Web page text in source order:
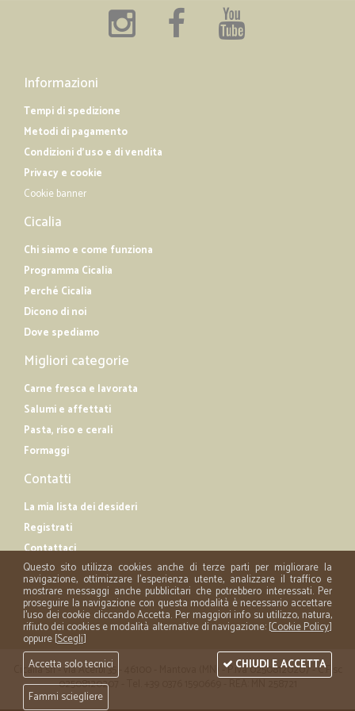
pienamente soddisfatto
pienamente soddisfatto, consegna rapida e merce arrivata in
Informazioni
Tempi di spedizione
Metodi di pagamento
Condizioni d'uso e di vendita
Privacy e cookie
Cookie banner
Cicalia
Chi siamo e come funziona
Programma Cicalia
Perché Cicalia
Dicono di noi
Dove spediamo
Migliori categorie
Carne fresca e lavorata
Salumi e affettati
Pasta, riso e cerali
Formaggi
Contatti
La mia lista dei desideri
Registrati
Contattaci
Cicalia srl - via Acerbi 35 - 46100 - Mantova (MN) - P.iva 02508120207 - C.Fisc
02508120207 - Tel. +39 0376 1590669 - REA: MN 258721
Questo sito utilizza cookies anche di terze parti per migliorare la
navigazione, ottimizzare l'esperienza utente, analizzare il traffico e
mostrare messaggi anche pubblicitari che potrebbero interessati. Per
proseguire la navigazione con questa modalità è necessario accettare
l'uso dei cookie cliccando Accetta. Per maggiori info su utilizzo, natura,
rifiuto dei cookies e modalità alternative di navigazione: [Cookie Policy]
oppure [Scegli]
Accetta solo tecnici
Fammi sciegliere
CHIUDI E ACCETTA